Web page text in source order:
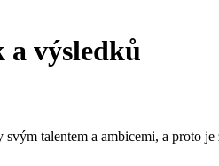
výsledků
talentem a ambicemi, a proto